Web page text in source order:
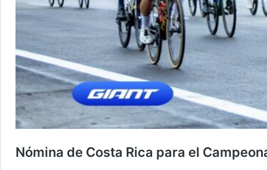
Nómina de Costa Rica para el